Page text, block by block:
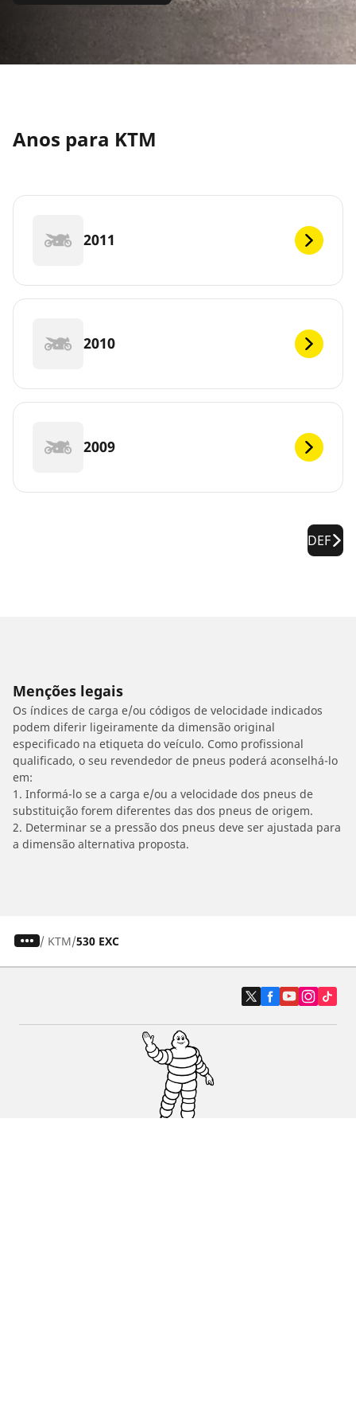
Anos para KTM
2011
2010
2009
DEF
Menções legais
Os índices de carga e/ou códigos de velocidade indicados
podem diferir ligeiramente da dimensão original
especificado na etiqueta do veículo. Como profissional
qualificado, o seu revendedor de pneus poderá aconselhá-lo
em:
1. Informá-lo se a carga e/ou a velocidade dos pneus de
substituição forem diferentes das dos pneus de origem.
2. Determinar se a pressão dos pneus deve ser ajustada para
a dimensão alternativa proposta.
/ KTM 530 EXC